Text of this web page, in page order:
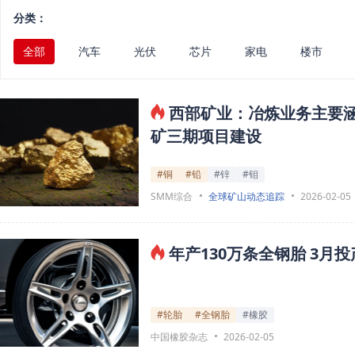
固态
分类：
全部 汽车 光伏 芯片 家电 楼市
西部矿业：冶炼业务主要
矿三期项目建设
#铜 #铅 #锌
#钼
SMM综合
全球矿山动态追踪 2026-02-05
年产130万条全钢胎 3月投
#轮胎 #全钢胎
#橡胶
中国橡胶杂志
2026-02-05